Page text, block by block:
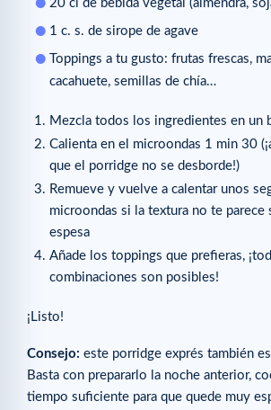
20 cl de bebida vegetal (almendra,
1 c. s. de sirope de agave
Toppings a tu gusto: frutas frescas,
cacahuete, semillas de chía…
Mezcla todos los ingredientes en un
Calienta en el microondas 1 min 30
que el porridge no se desborde!)
Remueve y vuelve a calentar unos
microondas si la textura no te parece
espesa
Añade los toppings que prefieras,
combinaciones son posibles!
¡Listo!
Consejo: este porridge exprés también
Basta con prepararlo la noche anterior,
tiempo suficiente para que quede muy